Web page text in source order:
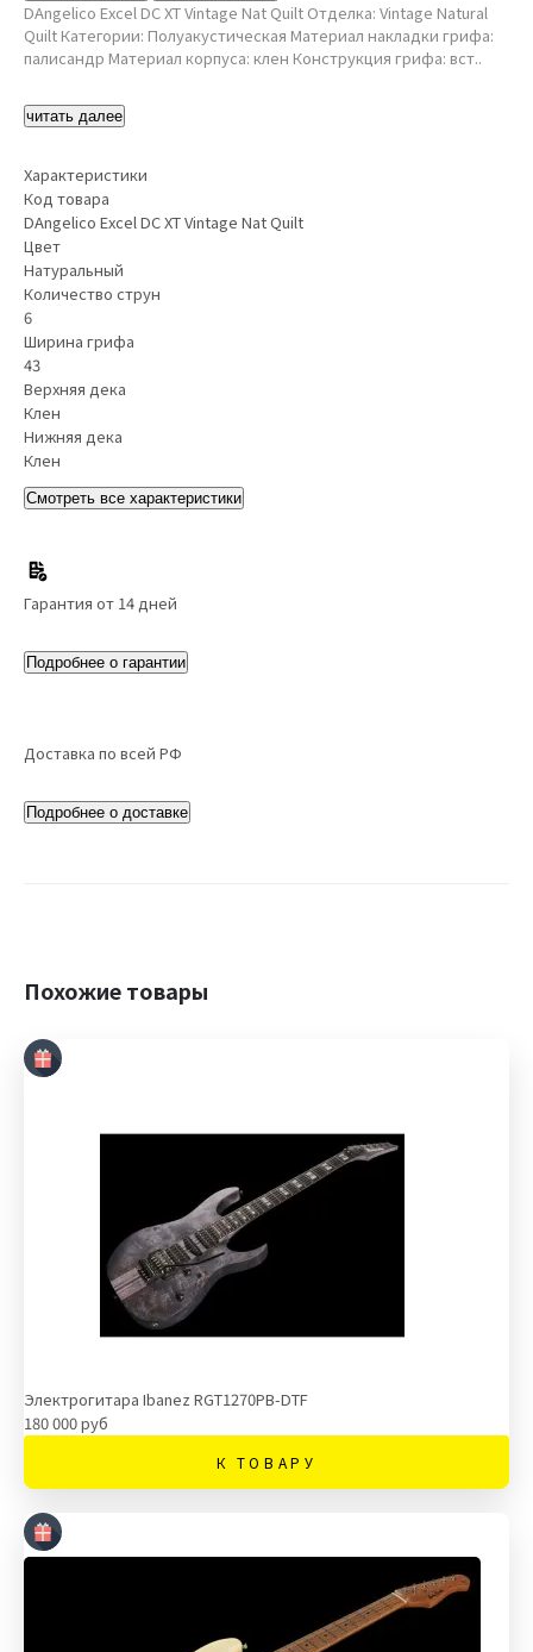
DAngelico Excel DC XT Vintage Nat Quilt Отделка: Vintage Natural
Quilt Категории: Полуакустическая Материал накладки грифа:
палисандр Материал корпуса: клен Конструкция грифа: вст..
читать далее
Характеристики
Код товара
DAngelico Excel DC XT Vintage Nat Quilt
Цвет
Натуральный
Количество струн
6
Ширина грифа
43
Верхняя дека
Клен
Нижняя дека
Клен
Смотреть все характеристики
Гарантия от 14 дней
Подробнее о гарантии
Доставка по всей РФ
Подробнее о доставке
Похожие товары
Электрогитара Ibanez RGT1270PB-DTF
180 000 руб
К ТОВАРУ